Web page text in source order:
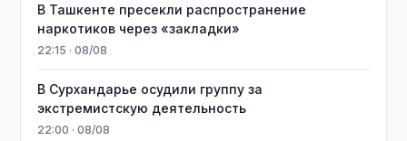
В Ташкенте пресекли распространение
наркотиков через «закладки»
22:15 · 08/08
В Сурхандарье осудили группу за
экстремистскую деятельность
22:00 · 08/08